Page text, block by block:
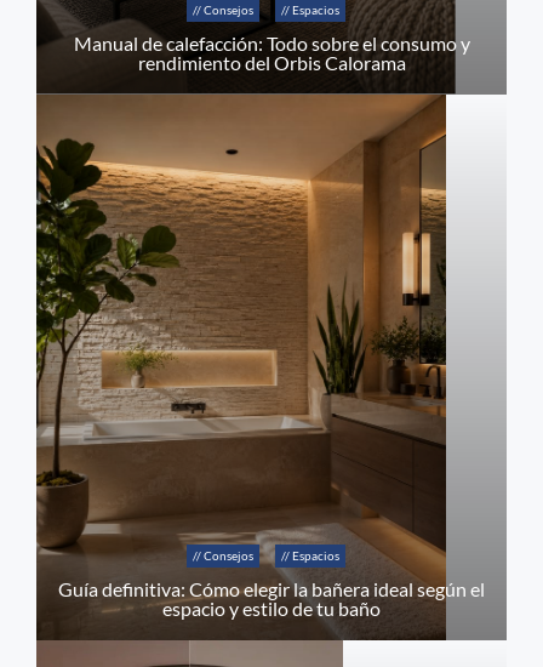
// Consejos // Espacios
Manual de calefacción: Todo sobre el consumo y
rendimiento del Orbis Calorama
// Consejos // Espacios
Guía definitiva: Cómo elegir la bañera ideal según el
espacio y estilo de tu baño